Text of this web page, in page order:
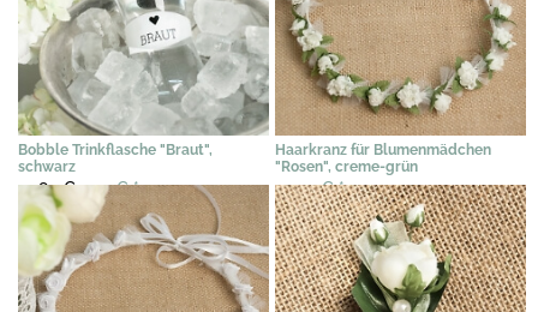
Bobble Trinkflasche "Braut",
schwarz
13,84 €7,95 €*
Haarkranz für Blumenmädchen
"Rosen", creme-grün
23,54 €*